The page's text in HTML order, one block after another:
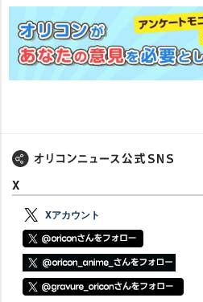
X
Xアカウント